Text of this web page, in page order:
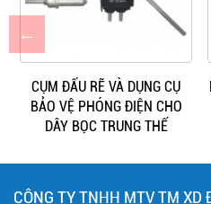
CỤM ĐẤU RẼ VÀ DỤNG CỤ
BẢO VỆ PHÓNG ĐIỆN CHO
DÂY BỌC TRUNG THẾ
CÔNG TY TNHH MTV TM XD